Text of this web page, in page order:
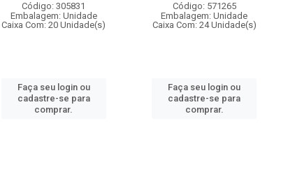
Código: 305831
Embalagem: Unidade
Caixa Com: 20 Unidade(s)
Faça seu login ou
cadastre-se para
comprar.
Código: 571265
Embalagem: Unidade
Caixa Com: 24 Unidade(s)
Faça seu login ou
cadastre-se para
comprar.